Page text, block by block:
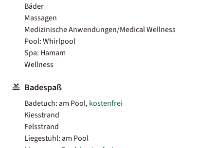
Bäder
Massagen
Medizinische Anwendungen/Medical Wellness
Pool: Whirlpool
Spa: Hamam
Wellness
Badespaß
Badetuch: am Pool,kostenfrei
Kiesstrand
Felsstrand
Liegestuhl: am Pool